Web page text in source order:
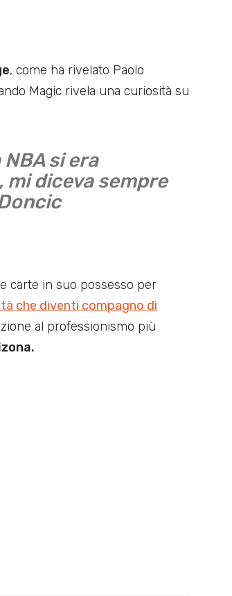
, come ha rivelato Paolo
Magic rivela una curiosità su
si era
mi diceva sempre
carte in suo possesso per
che diventi compagno di
al professionismo più